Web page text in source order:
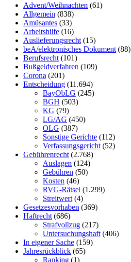
Advent/Weihnachten (61)
Allgemein (838)
Amüsantes (33)
Arbeitshilfe (16)
Auslieferungsrecht (15)
beA/elektronisches Dokument (88)
Berufsrecht (101)
Bußgeldverfahren (109)
Corona (201)
Entscheidung (11.694)
BayObLG (245)
BGH (503)
KG (79)
LG/AG (450)
OLG (387)
Sonstige Gerichte (112)
Verfassungsgericht (52)
Gebührenrecht (2.768)
Auslagen (124)
Gebühren (50)
Kosten (46)
RVG-Rätsel (1.299)
Streitwert (4)
Gesetzesvorhaben (369)
Haftrecht (686)
Strafvollzug (217)
Untersuchungshaft (406)
In eigener Sache (159)
Jahresrückblick (65)
Ranking (1)